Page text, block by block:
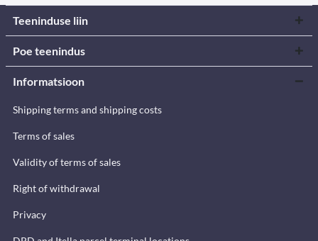
Teeninduse liin
Poe teenindus
Informatsioon
Shipping terms and shipping costs
Terms of sales
Validity of terms of sales
Right of withdrawal
Privacy